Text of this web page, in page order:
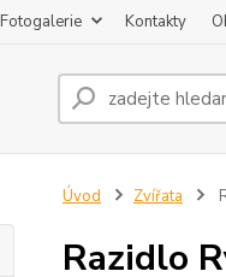
Fotogalerie Kontakty
Úvod Zvířata
Razidlo